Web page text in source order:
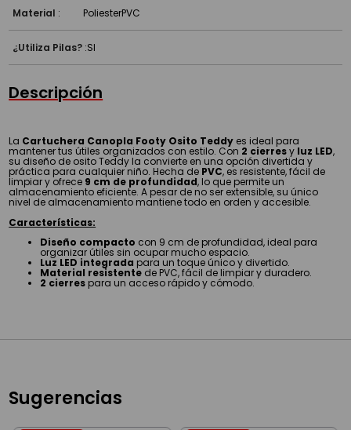
Material : PoliesterPVC
¿Utiliza Pilas? :SI
Descripción
La Cartuchera Canopla Footy Osito Teddy es ideal para
mantener tus útiles organizados con estilo. Con 2 cierresy luz LED,
su diseño de osito Teddy la convierte en una opción divertida y
práctica para cualquier niño. Hecha de PVC, es resistente, fácil de
limpiar y ofrece 9 cm de profundidad, lo que permite un
almacenamiento eficiente. A pesar de no ser extensible, su único
nivel de almacenamiento mantiene todo en orden y accesible.
Características:
Diseño compacto con 9 cm de profundidad, ideal para
organizar útiles sin ocupar mucho espacio.
Luz LED integrada para un toque único y divertido.
Material resistente de PVC, fácil de limpiar y duradero.
2 cierres para un acceso rápido y cómodo.
Sugerencias